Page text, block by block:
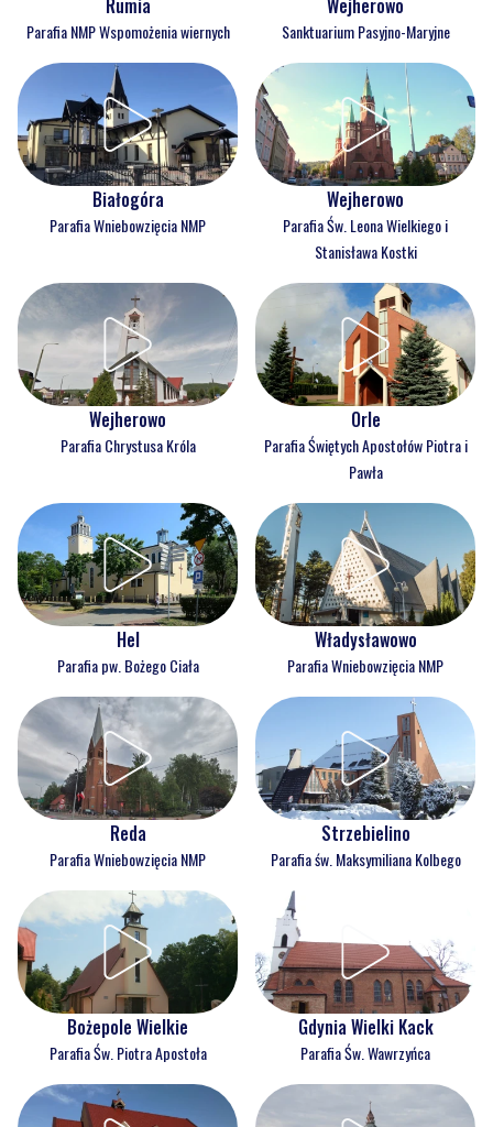
Rumia
Parafia NMP Wspomożenia wiernych
Wejherowo
Sanktuarium Pasyjno-Maryjne
Białogóra
Parafia Wniebowzięcia NMP
Wejherowo
Parafia Św. Leona Wielkiego i
Stanisława Kostki
Wejherowo
Parafia Chrystusa Króla
Orle
Parafia Świętych Apostołów Piotra i
Pawła
Hel
Parafia pw. Bożego Ciała
Władysławowo
Parafia Wniebowzięcia NMP
Reda
Parafia Wniebowzięcia NMP
Strzebielino
Parafia św. Maksymiliana Kolbego
Bożepole Wielkie
Parafia Św. Piotra Apostoła
Gdynia Wielki Kack
Parafia Św. Wawrzyńca